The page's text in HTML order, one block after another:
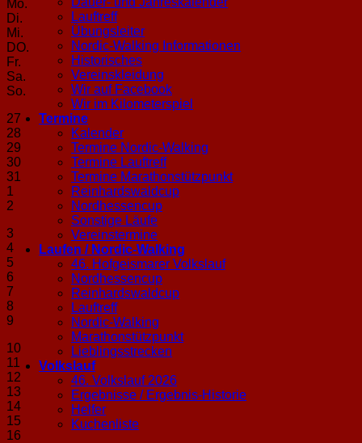
Lauftreff
Übungsleiter
Nordic-Walking Informationen
Historisches
Vereinskleidung
Wir auf Facebook
Wir im Kilometerspiel
Termine
Kalender
Termine Nordic-Walking
Termine Lauftreff
Termine Marathonstützpunkt
Reinhardswaldcup
Nordhessencup
Sonstige Läufe
Vereinstermine
Laufen / Nordic-Walking
46. Hofgeismarer Volkslauf
Nordhessencup
Reinhardswaldcup
Lauftreff
Nordic-Walking
Marathonstützpunkt
Lieblingsstrecken
Volkslauf
46. Volkslauf 2026
Ergebnisse / Ergebnis-Historie
Helfer
Kuchenliste
Mo.
Di.
Mi.
DO.
Fr.
Sa.
So.
27
28
29
30
31
1
2
3
4
5
6
7
8
9
10
11
12
13
14
15
16